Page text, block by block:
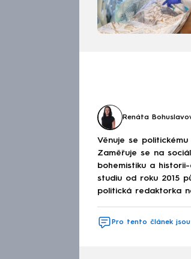
Renáta
Věnuje se
Zaměřuje se na
bohemistiku a
studiu od roku 2015
politická redaktorka
Pro tento článek